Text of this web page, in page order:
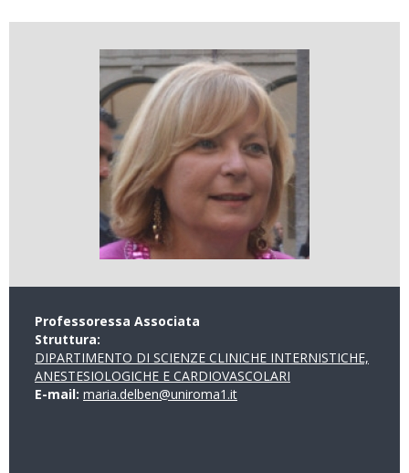
Professoressa Associata
Struttura:
DIPARTIMENTO DI SCIENZE CLINICHE INTERNISTICHE,
ANESTESIOLOGICHE E CARDIOVASCOLARI
E-mail: maria.delben@uniroma1.it